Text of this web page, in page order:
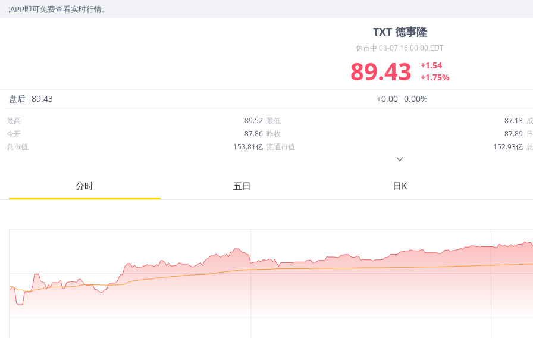
查看实时行情。
TXT 德事隆
休市中 08-07 16:00:00 EDT
89.43
+1.54
+1.75%
盘后 89.43 +0.00 0.00%
最高 89.52 最低 87.13
今开
87.86 昨收 87.89
总市值
153.81亿 流通市值 152.93亿
101.57
股息
分时 五日 日K